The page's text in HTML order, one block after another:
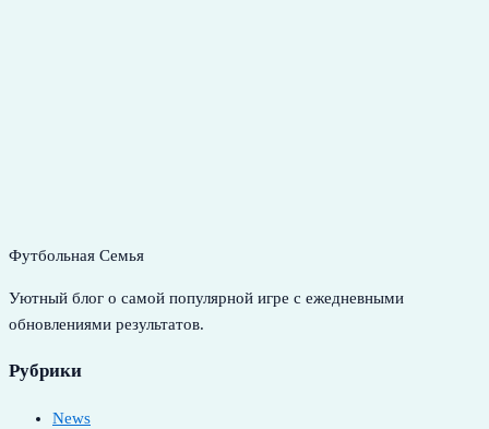
Футбольная Семья
Уютный блог о самой популярной игре с ежедневными
обновлениями результатов.
Рубрики
News